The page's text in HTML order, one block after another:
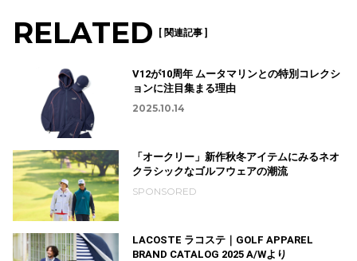
RELATED [ 関連記事 ]
V12が10周年 ムータマリンとの特別コレクシ
ョンに注目集まる理由
2025.10.14
「オークリー」新作秋冬アイテムにみるネオ
クラシックなゴルフウェアの潮流
SPONSORED
LACOSTE ラコステ｜GOLF APPAREL
BRAND CATALOG 2025 A/Wより